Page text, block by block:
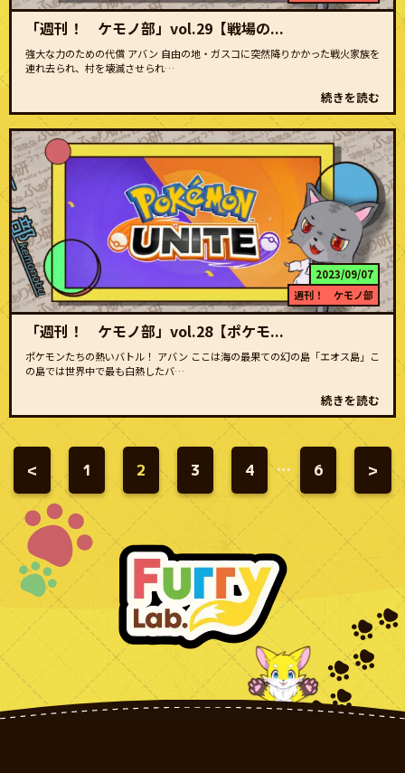
「週刊！ ケモノ部」vol.29【戦場の...
強大な力のための代償 アバン 自由の地・ガスコに突然降りかかった戦火家族を
連れ去られ、村を壊滅させられ…
続きを読む
2023/09/07
週刊！ ケモノ部
「週刊！ ケモノ部」vol.28【ポケモ...
ポケモンたちの熱いバトル！ アバン ここは海の最果ての幻の島「エオス島」こ
の島では世界中で最も白熱したバ…
続きを読む
ジ
送
< 1 2 3 4 … 6 >